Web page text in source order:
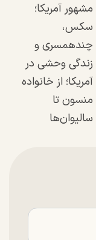
مشهور آمریکا؛
سکس،
چندهمسری و
زندگی وحشی در
آمریکا؛ از خانواده
منسون تا
سالیوان‌ها